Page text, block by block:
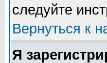
следуйте
Вернуться к
Я